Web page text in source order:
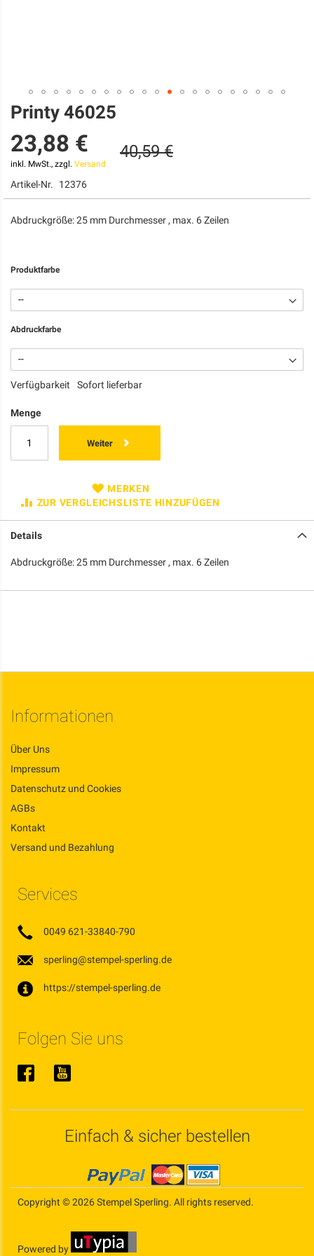
Zum
Anfang
der
Bildgalerie
springen
Printy 46025
23,88 €
inkl. MwSt., zzgl. Versand
40,59 €
Artikel-Nr. 12376
Abdruckgröße: 25 mm Durchmesser , max. 6 Zeilen
Produktfarbe
Abdruckfarbe
Verfügbarkeit Sofort lieferbar
Menge
Weiter
MERKEN
ZUR VERGLEICHSLISTE HINZUFÜGEN
Details
Abdruckgröße: 25 mm Durchmesser , max. 6 Zeilen
Informationen
Über Uns
Impressum
Datenschutz und Cookies
AGBs
Kontakt
Versand und Bezahlung
Services
0049 621-33840-790
sperling@stempel-sperling.de
https://stempel-sperling.de
Folgen Sie uns
Einfach & sicher bestellen
Copyright © 2026 Stempel Sperling. All rights reserved.
Powered by